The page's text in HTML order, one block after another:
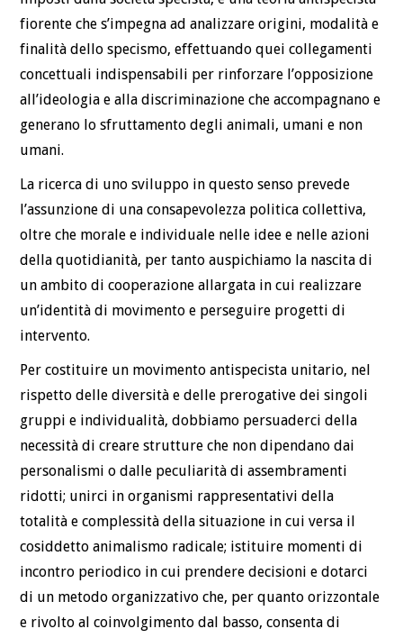
fiorente che s’impegna ad analizzare origini, modalità e
finalità dello specismo, effettuando quei collegamenti
concettuali indispensabili per rinforzare l’opposizione
all’ideologia e alla discriminazione che accompagnano e
generano lo sfruttamento degli animali, umani e non
umani.
La ricerca di uno sviluppo in questo senso prevede
l’assunzione di una consapevolezza politica collettiva,
oltre che morale e individuale nelle idee e nelle azioni
della quotidianità, per tanto auspichiamo la nascita di
un ambito di cooperazione allargata in cui realizzare
un’identità di movimento e perseguire progetti di
intervento.
Per costituire un movimento antispecista unitario, nel
rispetto delle diversità e delle prerogative dei singoli
gruppi e individualità, dobbiamo persuaderci della
necessità di creare strutture che non dipendano dai
personalismi o dalle peculiarità di assembramenti
ridotti; unirci in organismi rappresentativi della
totalità e complessità della situazione in cui versa il
cosiddetto animalismo radicale; istituire momenti di
incontro periodico in cui prendere decisioni e dotarci
di un metodo organizzativo che, per quanto orizzontale
e rivolto al coinvolgimento dal basso, consenta di